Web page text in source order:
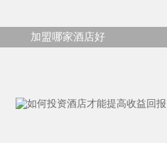
加盟哪家酒店好